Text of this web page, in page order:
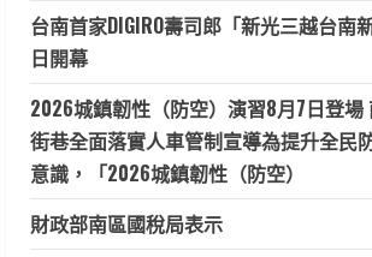
台南首家DIGIRO壽司郎「新光三越台南
日開幕
2026城鎮韌性（防空）演習8月7日登場
街巷全面落實人車管制宣導為提升全民
意識，「2026城鎮韌性（防空）
財政部南區國稅局表示